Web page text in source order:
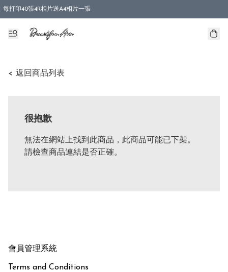
每打印40張4R相片送A4相片一張
< 返回商品列表
很抱歉
無法在網站上找到此商品，此商品可能已下架。
請檢查商品連結是否正確。
會員管理系統
Terms and Conditions